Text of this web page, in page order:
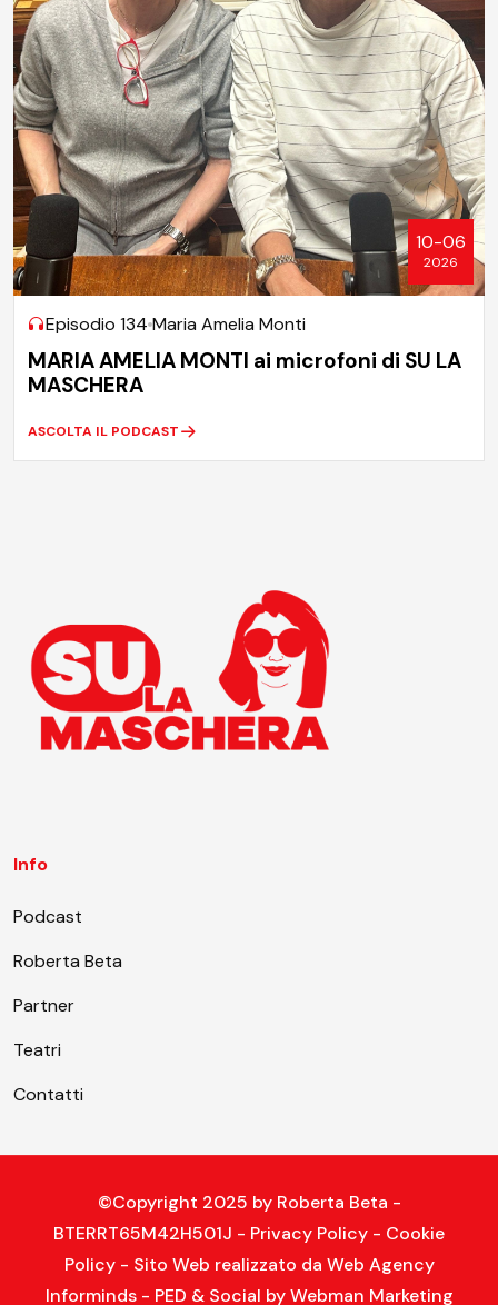
10-06
2026
Episodio 134 Maria Amelia Monti
MARIA AMELIA MONTI ai microfoni di SU LA
MASCHERA
ASCOLTA IL PODCAST
Info
Podcast
Roberta Beta
Partner
Teatri
Contatti
©Copyright 2025 by Roberta Beta -
BTERRT65M42H501J - Privacy Policy - Cookie
Policy- Sito Web realizzato da Web Agency
Informinds- PED & Social byWebman Marketing